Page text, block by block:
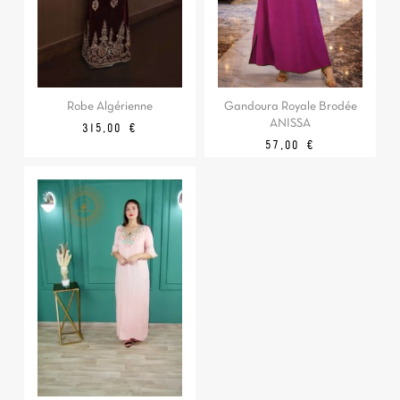
Robe Algérienne
Prix
315,00 €
Gandoura Royale Brodée
ANISSA
Prix
57,00 €